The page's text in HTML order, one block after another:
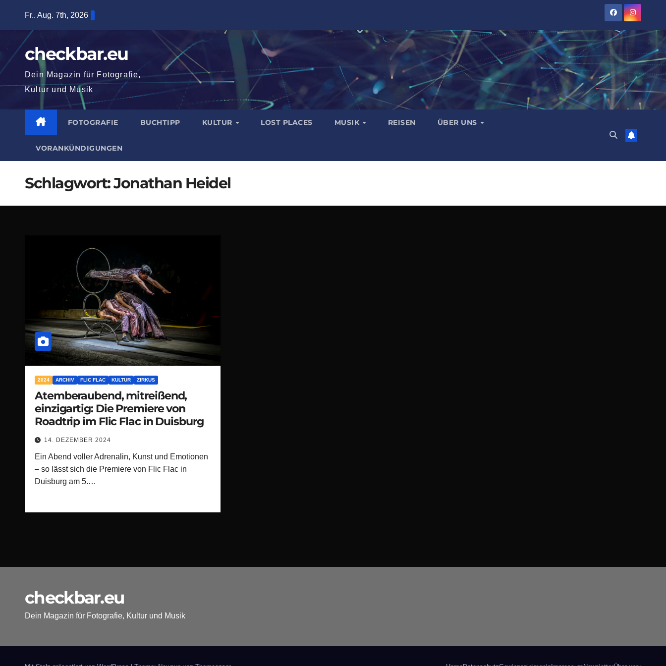
springen
Fr.. Aug. 7th, 2026
checkbar.eu
Dein Magazin für Fotografie,
Kultur und Musik
FOTOGRAFIE BUCHTIPP KULTUR LOST PLACES MUSIK REISEN ÜBER UNS
VORANKÜNDIGUNGEN
Schlagwort:Jonathan Heidel
2024 ARCHIV FLIC FLAC KULTUR ZIRKUS
Atemberaubend, mitreißend,
einzigartig: Die Premiere von
Roadtrip im Flic Flac in Duisburg
14. DEZEMBER 2024
Ein Abend voller Adrenalin, Kunst und Emotionen
– so lässt sich die Premiere von Flic Flac in
Duisburg am 5.…
checkbar.eu
Dein Magazin für Fotografie, Kultur und Musik